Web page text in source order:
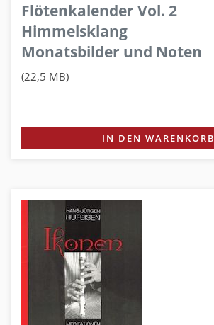
Flötenkalender Vol. 2
Himmelsklang
Monatsbilder und Noten
(22,5 MB)
IN DEN WARENKORB